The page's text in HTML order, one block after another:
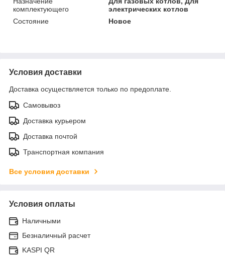
комплектующего
электрических котлов
Состояние
Новое
Условия доставки
Доставка осуществляется только по предоплате.
Самовывоз
Доставка курьером
Доставка почтой
Транспортная компания
Все условия доставки
Условия оплаты
Наличными
Безналичный расчет
KASPI QR